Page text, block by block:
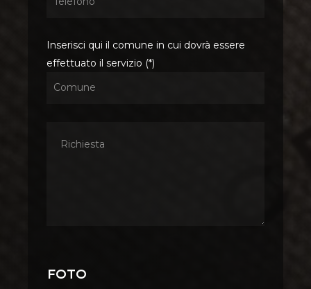
Inserisci qui il comune in cui dovrà essere
effettuato il servizio (*)
Foto